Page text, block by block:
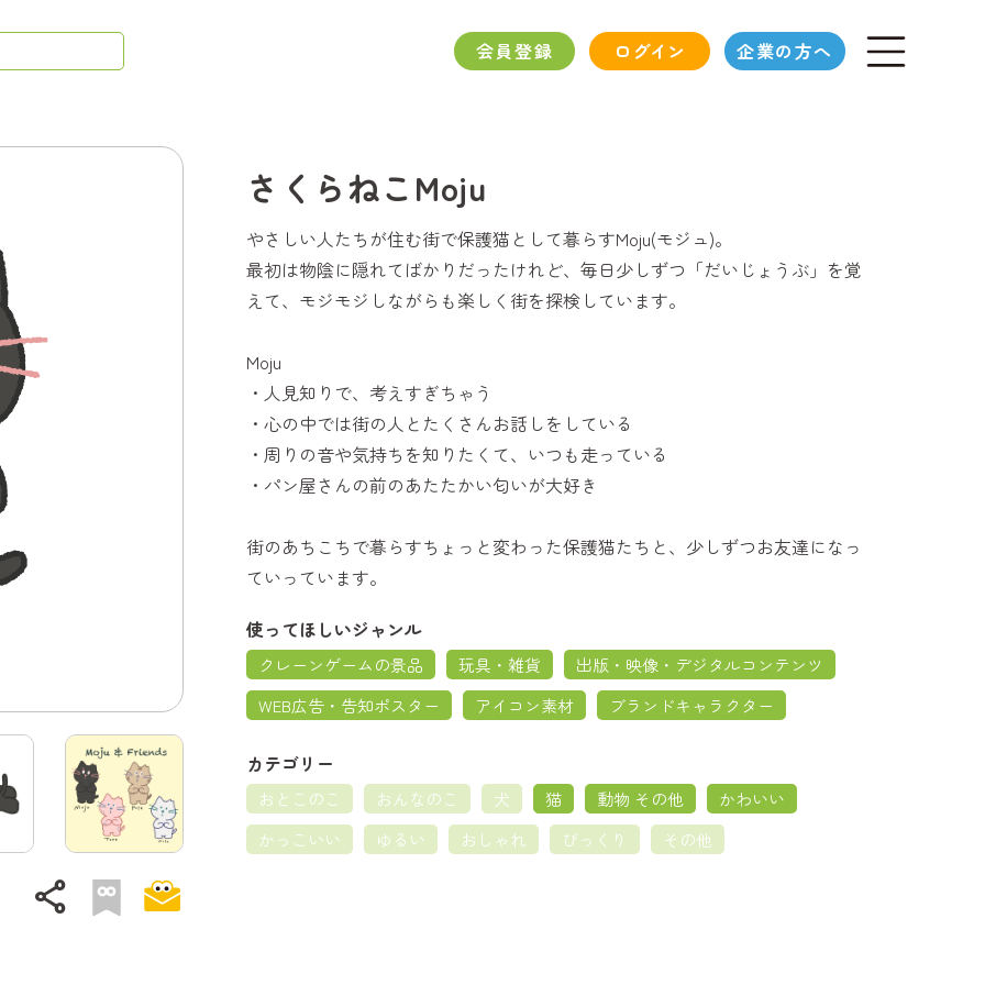
会員登録 ログイン 企業の方へ
share
さくらねこMoju
やさしい人たちが住む街で保護猫として暮らすMoju(モジュ)。
最初は物陰に隠れてばかりだったけれど、毎日少しずつ「だいじょうぶ」を覚
えて、モジモジしながらも楽しく街を探検しています。
Moju
・人見知りで、考えすぎちゃう
・心の中では街の人とたくさんお話しをしている
・周りの音や気持ちを知りたくて、いつも走っている
・パン屋さんの前のあたたかい匂いが大好き
街のあちこちで暮らすちょっと変わった保護猫たちと、少しずつお友達になっ
ていっています。
使ってほしいジャンル
クレーンゲームの景品 玩具・雑貨
出版・映像・デジタルコンテンツ
WEB広告・告知ポスター
アイコン素材 ブランドキャラクター
カテゴリー
おとこのこ おんなのこ 犬 猫 動物 その他
かわいい
かっこいい
ゆるい おしゃれ びっくり その他